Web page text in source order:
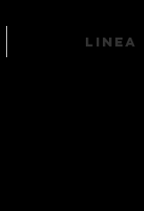
LINEA